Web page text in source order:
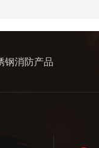
钢消防产品